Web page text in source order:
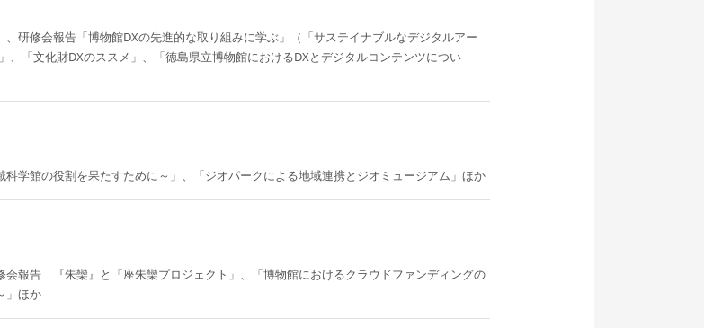
研修会報告「博物館DXの先進的な取り組みに学ぶ」（「サステイナブルなデジタルアー
、「文化財DXのススメ」、「徳島県立博物館におけるDXとデジタルコンテンツについ
学館の役割を果たすために～」、「ジオパークによる地域連携とジオミュージアム」ほか
会報告 『朱欒』と「座朱欒プロジェクト」、「博物館におけるクラウドファンディングの
」ほか